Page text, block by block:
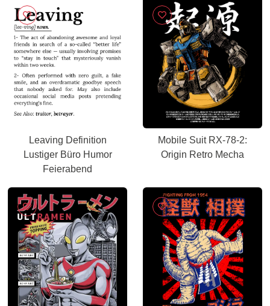
Leaving Definition
Lustiger Büro Humor
Feierabend
Mobile Suit RX-78-2:
Origin Retro Mecha